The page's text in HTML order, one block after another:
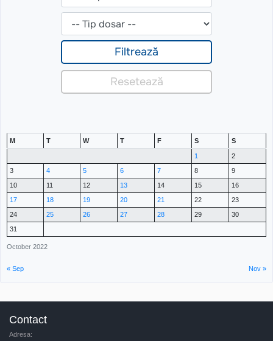
October 2022
M T W T F S S
1
2
3
4 5 6 7 8
9
10
11 12 13 14 15
16
17
18 19 20 21 22
23
24
25 26 27 28 29
30
31
« Sep Nov »
Contact
Adresa: